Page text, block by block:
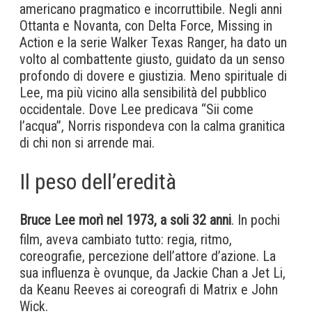
americano pragmatico e incorruttibile. Negli anni
Ottanta e Novanta, con Delta Force, Missing in
Action e la serie Walker Texas Ranger, ha dato un
volto al combattente giusto, guidato da un senso
profondo di dovere e giustizia. Meno spirituale di
Lee, ma più vicino alla sensibilità del pubblico
occidentale. Dove Lee predicava “Sii come
l’acqua”, Norris rispondeva con la calma granitica
di chi non si arrende mai.
Il peso dell’eredità
Bruce Lee morì nel 1973, a soli 32 anni. In pochi
film, aveva cambiato tutto: regia, ritmo,
coreografie, percezione dell’attore d’azione. La
sua influenza è ovunque, da Jackie Chan a Jet Li,
da Keanu Reeves ai coreografi di Matrix e John
Wick.